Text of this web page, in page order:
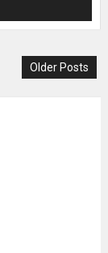
Older Posts